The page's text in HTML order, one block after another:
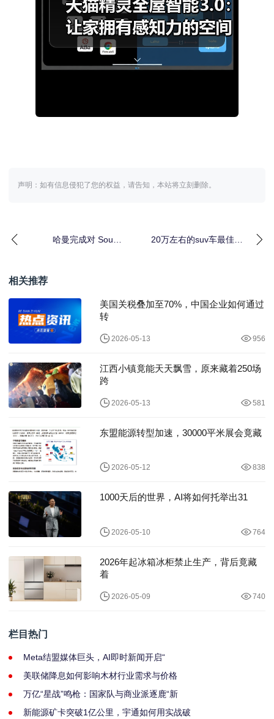
声明：如有信息侵犯了您的权益，请告知，本站将立刻删除。
哈曼完成对 Sound
20万左右的suv车最佳推
相关推荐
美国关税叠加至70%，中国企业如何通过
转
2026-05-13 956
江西小镇竟能天天飘雪，原来藏着250场
跨
2026-05-13 581
东盟能源转型加速，30000平米展会竟藏
2026-05-12 838
1000天后的世界，AI将如何托举出31
2026-05-10 764
2026年起冰箱冰柜禁止生产，背后竟藏
着
2026-05-09 740
栏目热门
Meta结盟媒体巨头，AI即时新闻开启“
美联储降息如何影响木材行业需求与价格
万亿“星战”鸣枪：国家队与商业派逐鹿“新
新能源矿卡突破1亿公里，宇通如何用实战破